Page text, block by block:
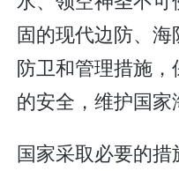
固的现代边防、
防卫和管理措施
的安全，维护国家
国家采取必要的